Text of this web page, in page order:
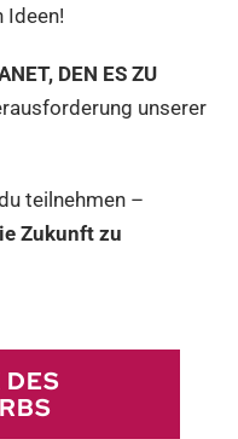
Ideen!
DEN ES ZU
unserer
teilnehmen –
Zukunft zu
DES